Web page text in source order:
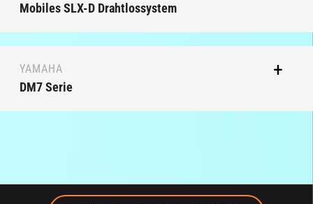
Mobiles SLX-D Drahtlossystem
YAMAHA
DM7 Serie